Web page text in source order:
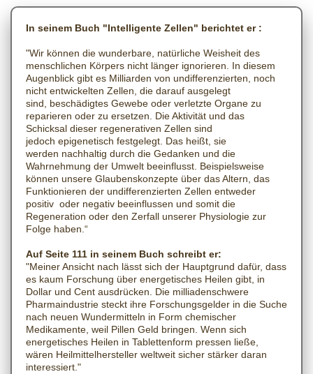
In seinem Buch "Intelligente Zellen" berichtet er :
"Wir können die wunderbare, natürliche Weisheit des
menschlichen Körpers nicht länger ignorieren. In diesem
Augenblick gibt es Milliarden von undifferenzierten, noch
nicht entwickelten Zellen, die darauf ausgelegt
sind, beschädigtes Gewebe oder verletzte Organe zu
reparieren oder zu ersetzen. Die Aktivität und das
Schicksal dieser regenerativen Zellen sind
jedoch epigenetisch festgelegt. Das heißt, sie
werden nachhaltig durch die Gedanken und die
Wahrnehmung der Umwelt beeinflusst. Beispielsweise
können unsere Glaubenskonzepte über das Altern, das
Funktionieren der undifferenzierten Zellen entweder
positiv oder negativ beeinflussen und somit die
Regeneration oder den Zerfall unserer Physiologie zur
Folge haben.“
Auf Seite 111 in seinem Buch schreibt er:
"Meiner Ansicht nach lässt sich der Hauptgrund dafür, dass
es kaum Forschung über energetisches Heilen gibt, in
Dollar und Cent ausdrücken. Die milliadenschwere
Pharmaindustrie steckt ihre Forschungsgelder in die Suche
nach neuen Wundermitteln in Form chemischer
Medikamente, weil Pillen Geld bringen. Wenn sich
energetisches Heilen in Tablettenform pressen ließe,
wären Heilmittelhersteller weltweit sicher stärker daran
interessiert."